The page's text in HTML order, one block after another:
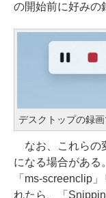
の開始前に好みの
デスクトップの録
なお、これらの
になる場合がある
「ms-screenclip
れたら、「